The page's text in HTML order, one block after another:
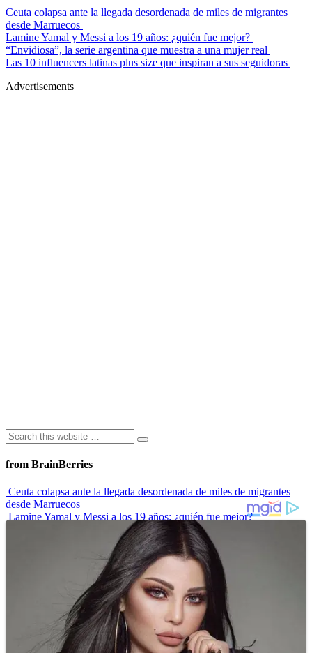
Ceuta colapsa ante la llegada desordenada de miles de migrantes
desde Marruecos
Lamine Yamal y Messi a los 19 años: ¿quién fue mejor?
“Envidiosa”, la serie argentina que muestra a una mujer real
Las 10 influencers latinas plus size que inspiran a sus seguidoras
Advertisements
from BrainBerries
Ceuta colapsa ante la llegada desordenada de miles de migrantes
desde Marruecos
Lamine Yamal y Messi a los 19 años: ¿quién fue mejor?
“Envidiosa”, la serie argentina que muestra a una mujer real
Las 10 influencers latinas plus size que inspiran a sus seguidoras
La princesa Leonor finaliza su formación militar y se prepara para